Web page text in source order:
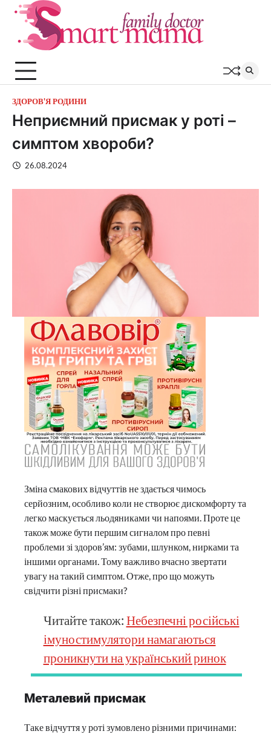
Перейти
ЗДОРОВ'Я РОДИНИ
Неприємний присмак у роті –
симптом хвороби?
26.08.2024
Зміна смакових відчуттів не здається чимось
серйозним, особливо коли не створює дискомфорту та
легко маскується льодяниками чи напоями. Проте це
також може бути першим сигналом про певні
проблеми зі здоров’ям: зубами, шлунком, нирками та
іншими органами. Тому важливо вчасно звертати
увагу на такий симптом. Отже, про що можуть
свідчити різні присмаки?
Читайте також: Небезпечні російські
імуностимулятори намагаються
проникнути на український ринок
Металевий присмак
Таке відчуття у роті зумовлено різними причинами: